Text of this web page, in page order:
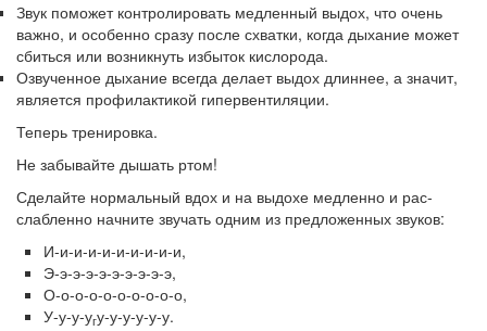
Звук поможет контролировать медленный выдох, что очень
важно, и особенно сразу после схватки, когда дыхание мо­жет
сбиться или возникнуть избыток кислорода.
Озвученное дыхание всегда делает выдох длиннее, а значит,
является профилактикой гипервентиляции.
Теперь тренировка.
Не забывайте дышать ртом!
Сделайте нормальный вдох и на выдохе медленно и рас­
слабленно начните звучать одним из предложенных звуков:
И-и-и-и-и-и-и-и-и-и,
Э-э-э-э-э-э-э-э-э-э,
О-о-о-о-о-о-о-о-о-о,
У-у-у-угу-у-у-у-у-у.